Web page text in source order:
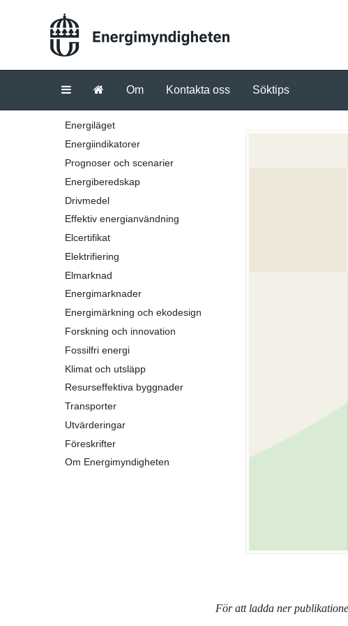
Om Kontakta oss Söktips
Energiläget
Energiindikatorer
Prognoser och scenarier
Energiberedskap
Drivmedel
Effektiv energianvändning
Elcertifikat
Elektrifiering
Elmarknad
Energimarknader
Energimärkning och ekodesign
Forskning och innovation
Fossilfri energi
Klimat och utsläpp
Resurseffektiva byggnader
Transporter
Utvärderingar
Föreskrifter
Om Energimyndigheten
För att ladda ner